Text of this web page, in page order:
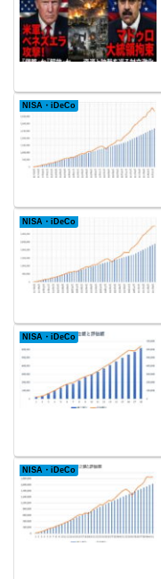
NISA・iDeCo
NISA・iDeCo
NISA・iDeCo
NISA・iDeCo